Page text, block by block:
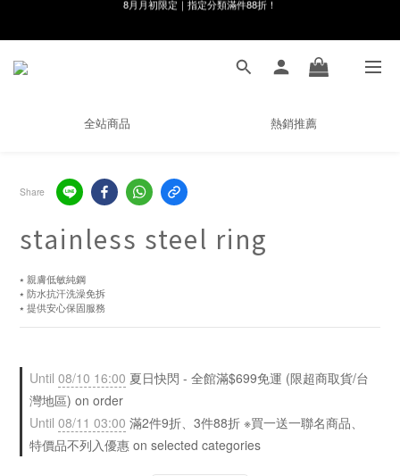
🌸新會員限定🌸註冊送$100購物金
全站商品 熱銷推薦
Share
stainless steel ring
⭑ 親膚低敏純鋼
⭑ 防水抗汗洗澡免拆
⭑ 提供安心保固服務
Until 08/10 16:00 夏日快閃 - 全館滿$699免運 (限超商取貨/台
灣地區) on order
Until 08/11 03:00 滿2件9折、3件88折 ※買一送一聯名商品、
特價品不列入優惠 on selected categories